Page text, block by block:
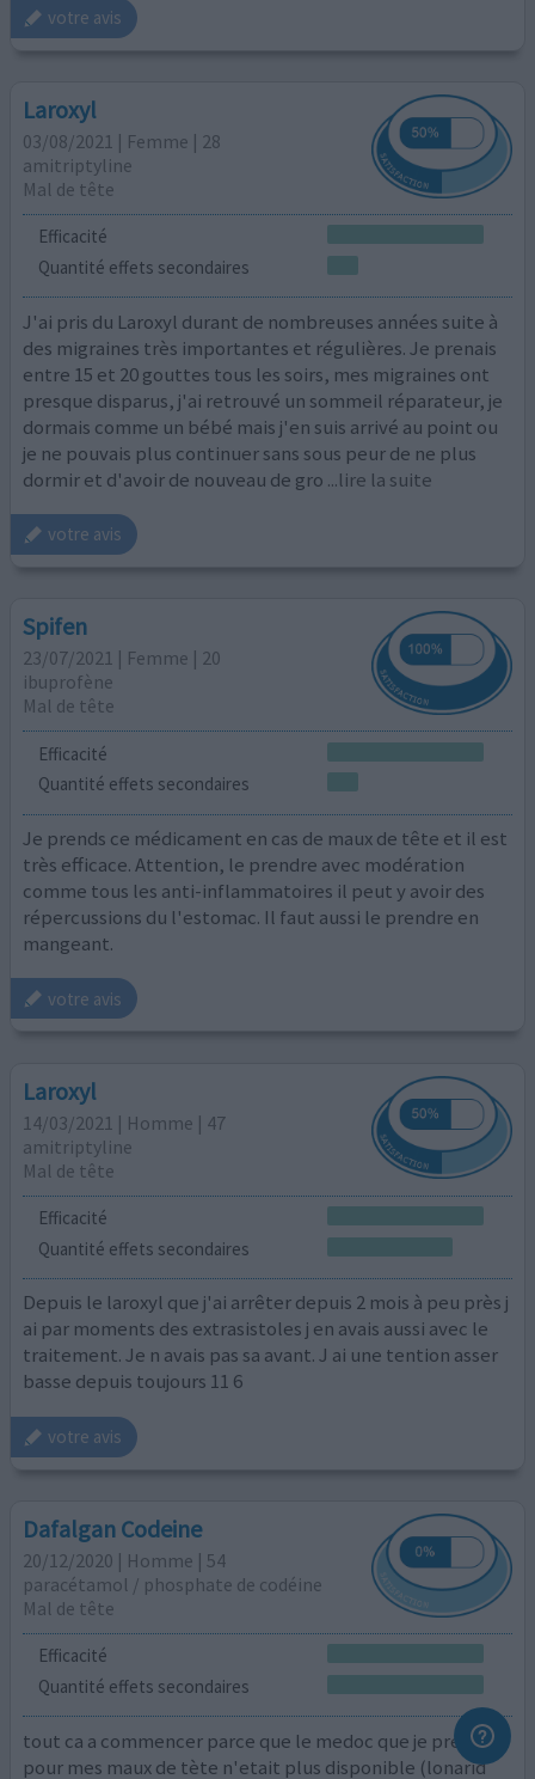
votre avis
Laroxyl
03/08/2021 | Femme | 28
amitriptyline
Mal de tête
Efficacité
Quantité effets secondaires
J'ai pris du Laroxyl durant de nombreuses années suite à
des migraines très importantes et régulières. Je prenais
entre 15 et 20 gouttes tous les soirs, mes migraines ont
presque disparus, j'ai retrouvé un sommeil réparateur, je
dormais comme un bébé mais j'en suis arrivé au point ou
je ne pouvais plus continuer sans sous peur de ne plus
dormir et d'avoir de nouveau de gro ...lire la suite
votre avis
Spifen
23/07/2021 | Femme | 20
ibuprofène
Mal de tête
Efficacité
Quantité effets secondaires
Je prends ce médicament en cas de maux de tête et il est
très efficace. Attention, le prendre avec modération
comme tous les anti-inflammatoires il peut y avoir des
répercussions du l'estomac. Il faut aussi le prendre en
mangeant.
votre avis
Laroxyl
14/03/2021 | Homme | 47
amitriptyline
Mal de tête
Efficacité
Quantité effets secondaires
Depuis le laroxyl que j'ai arrêter depuis 2 mois à peu près j
ai par moments des extrasistoles j en avais aussi avec le
traitement. Je n avais pas sa avant. J ai une tention asser
basse depuis toujours 11 6
votre avis
Dafalgan Codeine
20/12/2020 | Homme | 54
paracétamol / phosphate de codéine
Mal de tête
Efficacité
Quantité effets secondaires
tout ca a commencer parce que le medoc que je prenait
pour mes maux de tète n'etait plus disponible (lonarid